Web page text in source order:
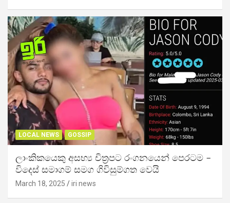
LOCAL NEWS GOSSIP
ලාංකිකයෙකු අසභ්‍ය චිත්‍රපට රංගනයෙන් පෙරටම –
විදෙස් සමාගම් සමග ගිවිසුම්ගත වෙයි
March 18, 2025 iri news